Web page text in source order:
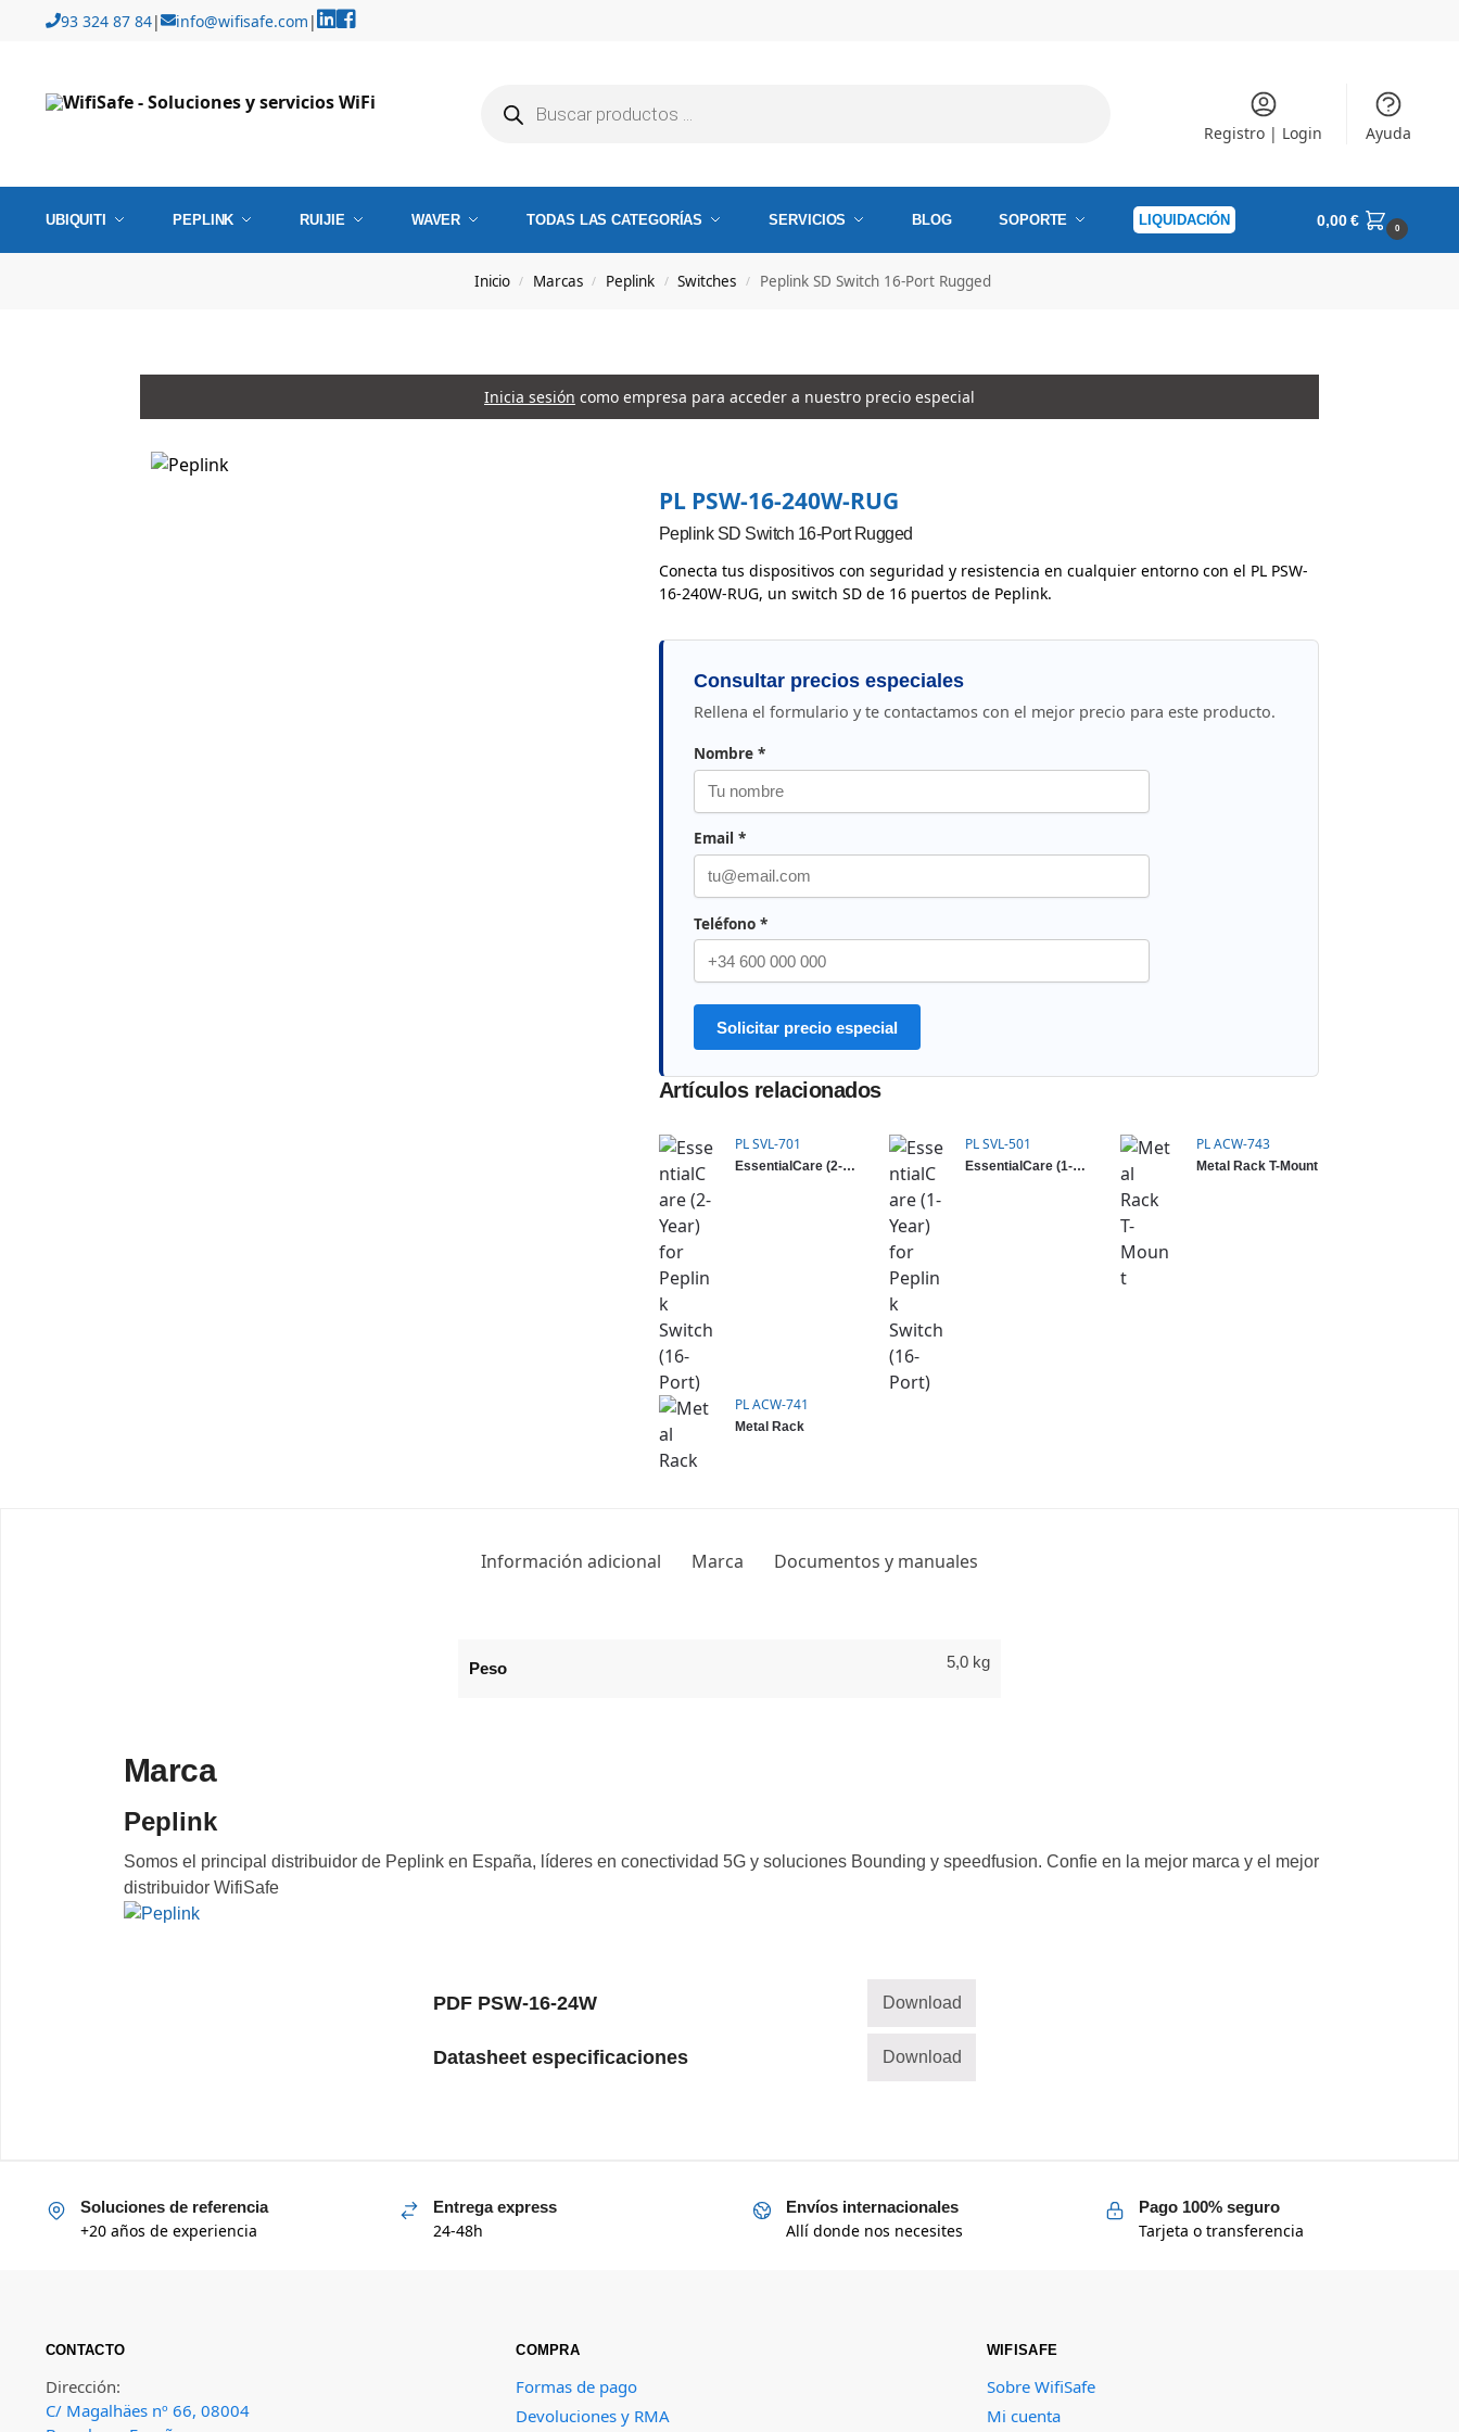
93 324 87 84| info@wifisafe.com |
Registro | Login Ayuda
UBIQUITI PEPLINK RUIJIE WAVER TODAS LAS CATEGORÍAS SERVICIOS BLOG SOPORTE LIQUIDACIÓN 0,00€ 0
Inicio / Marcas / Peplink / Switches / Peplink SD Switch 16-Port Rugged
Inicia sesión como empresa para acceder a nuestro precio especial
PL PSW-16-240W-RUG
Peplink SD Switch 16-Port Rugged
Conecta tus dispositivos con seguridad y resistencia en cualquier entorno con el PL PSW-
16-240W-RUG, un switch SD de 16 puertos de Peplink.
Consultar precios especiales
Rellena el formulario y te contactamos con el mejor precio para este producto.
Nombre *
Email *
Teléfono *
Solicitar precio especial
Artículos relacionados
PL SVL-701
EssentialCare (2-Year) for Peplink Switch (16-Port)
PL SVL-501
EssentialCare (1-Year) for Peplink Switch (16-Port)
PL ACW-743
Metal Rack T-Mount
PL ACW-741
Metal Rack
Información adicional Marca Documentos y manuales
Peso 5,0 kg
Marca
Peplink
Somos el principal distribuidor de Peplink en España, líderes en conectividad 5G y soluciones Bounding y speedfusion. Confie en la mejor marca y el mejor
distribuidor WifiSafe
PDF PSW-16-24W Download
Datasheet especificaciones Download
Soluciones de referencia
+20 años de experiencia
Entrega express
24-48h
Envíos internacionales
Allí donde nos necesites
Pago 100% seguro
Tarjeta o transferencia
CONTACTO
Dirección:
C/ Magalhäes nº 66, 08004
COMPRA
Formas de pago
Devoluciones y RMA
WIFISAFE
Sobre WifiSafe
Mi cuenta